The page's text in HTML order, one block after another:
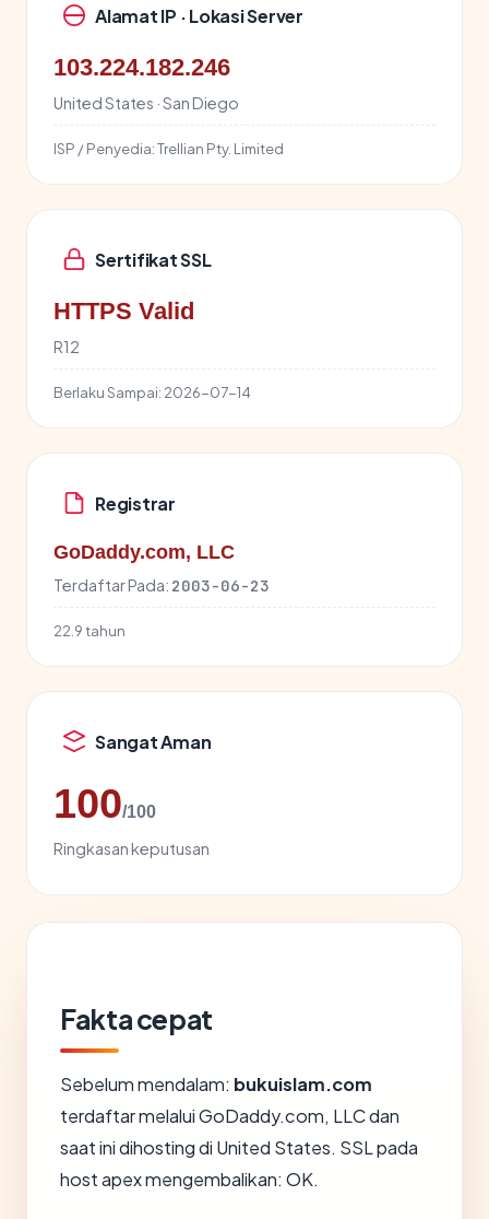
Alamat IP · Lokasi Server
103.224.182.246
United States · San Diego
ISP / Penyedia:Trellian Pty. Limited
Sertifikat SSL
HTTPS Valid
R12
Berlaku Sampai: 2026-07-14
Registrar
GoDaddy.com, LLC
Terdaftar Pada: 2003-06-23
22.9 tahun
Sangat Aman
100/100
Ringkasan keputusan
Fakta cepat
Sebelum mendalam: bukuislam.com
terdaftar melalui GoDaddy.com, LLC dan
saat ini dihosting di United States. SSL pada
host apex mengembalikan: OK.